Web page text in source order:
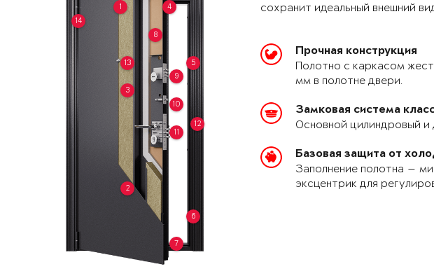
1
2
3
4
5
6
7
8
9
10
11
12
13
14
сохранит идеальный внешний
Прочная конструкция
Полотно с каркасом
мм в полотне двери.
Замковая система
Основной цилиндровый и
Базовая защита от
Заполнение полотна —
эксцентрик для